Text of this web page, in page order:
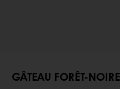
GÂTEAU FORÊT-NOIRE